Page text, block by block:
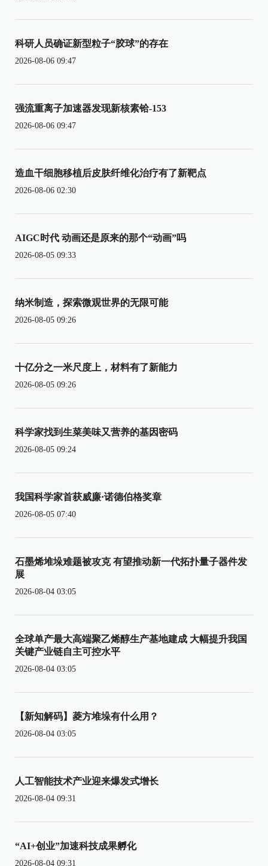
科研人员确证新型粒子“胶球”的存在
2026-08-06 09:47
强流重离子加速器发现新核素铪-153
2026-08-06 09:47
造血干细胞移植后皮肤纤维化治疗有了新靶点
2026-08-06 02:30
AIGC时代 动画还是原来的那个“动画”吗
2026-08-05 09:33
纳米制造，探索微观世界的无限可能
2026-08-05 09:26
十亿分之一米尺度上，材料有了新能力
2026-08-05 09:26
科学家找到生菜美味又营养的基因密码
2026-08-05 09:24
我国科学家首获威廉·诺德伯格奖章
2026-08-05 07:40
石墨烯堆垛难题被攻克 有望推动新一代拓扑量子器件发
展
2026-08-04 03:05
全球单产最大高端聚乙烯醇生产基地建成 大幅提升我国
关键产业链自主可控水平
2026-08-04 03:05
【新知解码】菱方堆垛有什么用？
2026-08-04 03:05
人工智能技术产业迎来爆发式增长
2026-08-04 09:31
“AI+创业”加速科技成果孵化
2026-08-04 09:31